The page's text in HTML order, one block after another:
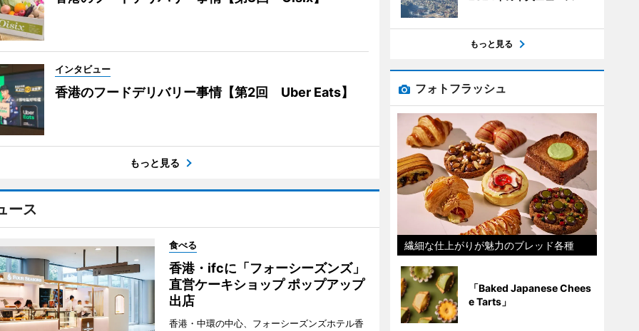
インタビュー
香港のフードデリバリー事情【第2回 Uber Eats】
もっと見る
ース
食べる
香港・ifcに「フォーシーズンズ」
直営ケーキショップ ポップアップ
出店
香港・中環の中心、フォーシーズンズホテル香
もっと見る
フォトフラッシュ
繊細な仕上がりが魅力のブレッド各種
「Baked Japanese Chees
e Tarts」